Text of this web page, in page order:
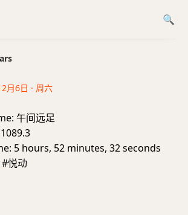
月6日 · 周六
午间远足
5 hours, 52 minutes, 32 seconds
#悦动